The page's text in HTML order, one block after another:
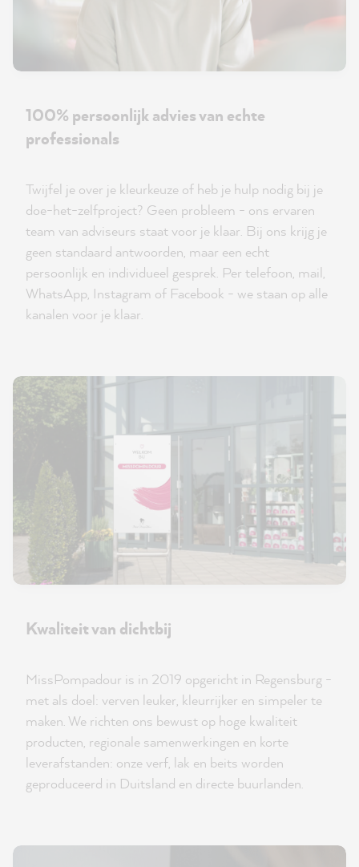
100% persoonlijk advies van echte
professionals
Twijfel je over je kleurkeuze of heb je hulp nodig bij je
doe-het-zelfproject? Geen probleem - ons ervaren
team van adviseurs staat voor je klaar. Bij ons krijg je
geen standaard antwoorden, maar een echt
persoonlijk en individueel gesprek. Per telefoon, mail,
WhatsApp, Instagram of Facebook - we staan op alle
kanalen voor je klaar.
Kwaliteit van dichtbij
MissPompadour is in 2019 opgericht in Regensburg -
met als doel: verven leuker, kleurrijker en simpeler te
maken. We richten ons bewust op hoge kwaliteit
producten, regionale samenwerkingen en korte
leverafstanden: onze verf, lak en beits worden
geproduceerd in Duitsland en directe buurlanden.